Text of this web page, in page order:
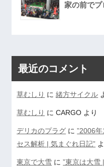
家の前でプ
最近のコメント
草むしり に緒方サイクル
草むしり にCARGO より
デリカのプラグ に”2006
セス解析 | 気まぐれ日記”
東京で大雪 に”東京は大雪